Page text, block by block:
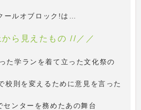
ールオブロック!は…
ら見えたもの //／／
た学ランを着て立った文化祭の
校則を変えるために意見を言った
センターを務めたあの舞台